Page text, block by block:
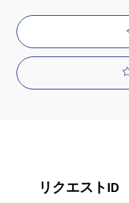
リクエストID